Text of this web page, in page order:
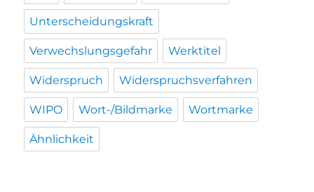
Unterscheidungskraft
Verwechslungsgefahr Werktitel
Widerspruch Widerspruchsverfahren
WIPO Wort-/Bildmarke Wortmarke
Ähnlichkeit